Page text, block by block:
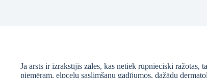
Ja ārsts ir izrakstījis zāles, kas netiek rūpnieciski ražotas,
piemēram, elpceļu saslimšanu gadījumos, dažādu